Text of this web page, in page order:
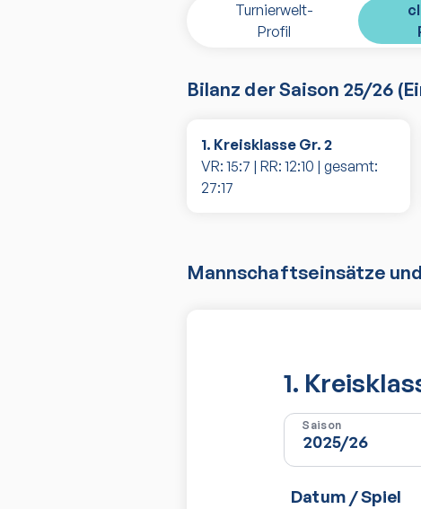
Turnierwelt-
Profil
Bilanz der Saison 25/26 (
1. Kreisklasse Gr. 2
VR: 15:7 | RR: 12:10 | gesamt:
27:17
Mannschaftseinsätze
1.
Saison
Datum / Spiel